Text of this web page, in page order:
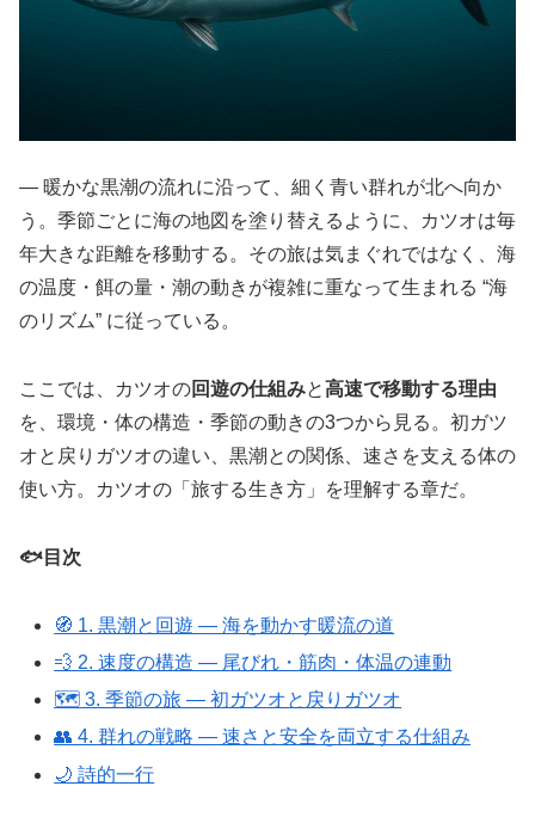
― 暖かな黒潮の流れに沿って、細く青い群れが北へ向か
う。季節ごとに海の地図を塗り替えるように、カツオは毎
年大きな距離を移動する。その旅は気まぐれではなく、海
の温度・餌の量・潮の動きが複雑に重なって生まれる “海
のリズム” に従っている。
ここでは、カツオの回遊の仕組みと高速で移動する理由
を、環境・体の構造・季節の動きの3つから見る。初ガツ
オと戻りガツオの違い、黒潮との関係、速さを支える体の
使い方。カツオの「旅する生き方」を理解する章だ。
🐟目次
🧭 1. 黒潮と回遊 ― 海を動かす暖流の道
💨 2. 速度の構造 ― 尾びれ・筋肉・体温の連動
🗺️ 3. 季節の旅 ― 初ガツオと戻りガツオ
👥 4. 群れの戦略 ― 速さと安全を両立する仕組み
🌙 詩的一行